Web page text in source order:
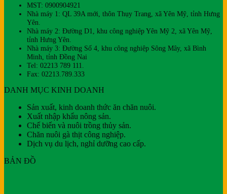
MST: 0900904921
Nhà máy 1: QL 39A mới, thôn Thụy Trang, xã Yên Mỹ, tỉnh Hưng
Yên.
Nhà máy 2: Đường D1, khu công nghiệp Yên Mỹ 2, xã Yên Mỹ,
tỉnh Hưng Yên.
Nhà máy 3: Đường Số 4, khu công nghiệp Sông Mây, xã Bình
Minh, tỉnh Đồng Nai
Tel: 02213 789 111.
Fax: 02213.789.333
DANH MỤC KINH DOANH
Sản xuất, kinh doanh thức ăn chăn nuôi.
Xuất nhập khẩu nông sản.
Chế biến và nuôi trồng thủy sản.
Chăn nuôi gà thịt công nghiệp.
Dịch vụ du lịch, nghỉ dưỡng cao cấp.
BẢN ĐỒ